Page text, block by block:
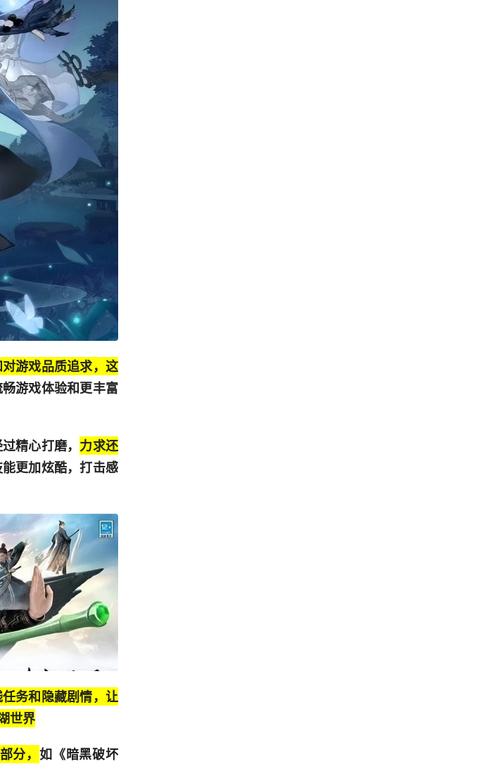
游戏品质追求，这
游戏体验和更丰富
精心打磨， 力求还
更加炫酷，打击感
务和隐藏剧情，让
世界
分，如《暗黑破坏